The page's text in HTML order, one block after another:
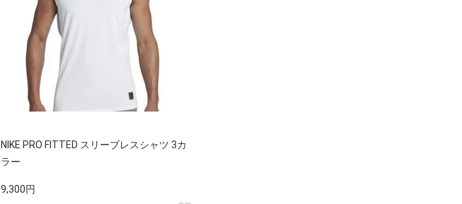
NIKE PRO FITTED スリーブレスシャツ 3カ
ラー
9,300円